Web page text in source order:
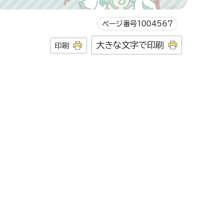
ページ番号1004567
印刷 大きな文字で印刷